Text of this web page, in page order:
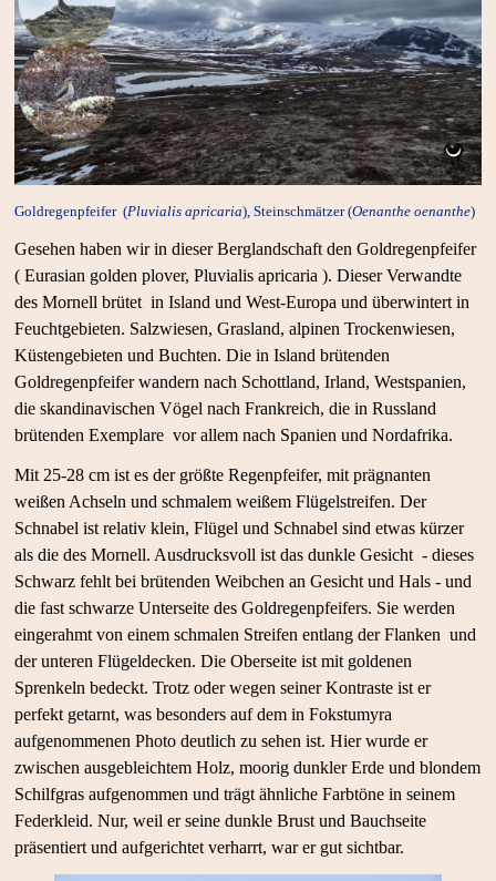
Goldregenpfeifer (Pluvialis apricaria), Steinschmätzer (Oenanthe oenanthe)
Gesehen haben wir in dieser Berglandschaft den Goldregenpfeifer
( Eurasian golden plover, Pluvialis apricaria ). Dieser Verwandte
des Mornell brütet in Island und West-Europa und überwintert in
Feuchtgebieten. Salzwiesen, Grasland, alpinen Trockenwiesen,
Küstengebieten und Buchten. Die in Island brütenden
Goldregenpfeifer wandern nach Schottland, Irland, Westspanien,
die skandinavischen Vögel nach Frankreich, die in Russland
brütenden Exemplare vor allem nach Spanien und Nordafrika.
Mit 25-28 cm ist es der größte Regenpfeifer, mit prägnanten
weißen Achseln und schmalem weißem Flügelstreifen. Der
Schnabel ist relativ klein, Flügel und Schnabel sind etwas kürzer
als die des Mornell. Ausdrucksvoll ist das dunkle Gesicht - dieses
Schwarz fehlt bei brütenden Weibchen an Gesicht und Hals - und
die fast schwarze Unterseite des Goldregenpfeifers. Sie werden
eingerahmt von einem schmalen Streifen entlang der Flanken und
der unteren Flügeldecken. Die Oberseite ist mit goldenen
Sprenkeln bedeckt. Trotz oder wegen seiner Kontraste ist er
perfekt getarnt, was besonders auf dem in Fokstumyra
aufgenommenen Photo deutlich zu sehen ist. Hier wurde er
zwischen ausgebleichtem Holz, moorig dunkler Erde und blondem
Schilfgras aufgenommen und trägt ähnliche Farbtöne in seinem
Federkleid. Nur, weil er seine dunkle Brust und Bauchseite
präsentiert und aufgerichtet verharrt, war er gut sichtbar.